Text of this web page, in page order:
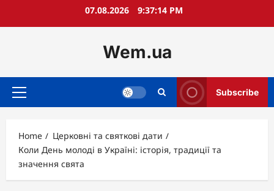
07.08.2026 9:37:15 PM
Wem.ua
Primary
Subscribe
Home
Церковні та святкові дати
Коли День молоді в Україні: історія, традиції та
значення свята